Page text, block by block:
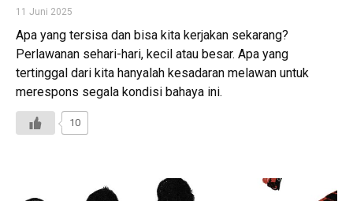
11 Juni 2025
Apa yang tersisa dan bisa kita kerjakan sekarang?
Perlawanan sehari-hari, kecil atau besar. Apa yang
tertinggal dari kita hanyalah kesadaran melawan untuk
merespons segala kondisi bahaya ini.
10